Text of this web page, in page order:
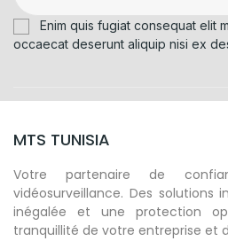
Enim quis fugiat consequat elit
occaecat deserunt aliquip nisi ex
MTS TUNISIA
Votre partenaire de
vidéosurveillance. Des solutions
inégalée et une protection
tranquillité de votre entreprise et